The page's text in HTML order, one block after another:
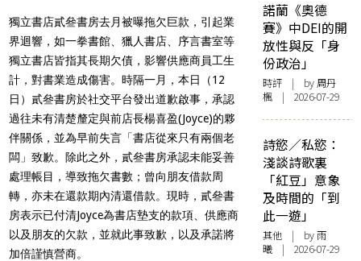
獨立書店貳叄書房去月被曝拖欠巨款，引起業
界迴響，如一拳書館、獵人書店、序言書室等
獨立書店皆指其長期欠債，影響供應商員工生
計，對書業造成傷害。時隔一月，本日（12
日）貳叄書房於社交平台發出道歉啟事，承認
過往未有清楚釐定與前店長楊喜盈(Joyce)的夥
伴關係，並為早前失言「書店從來只有兩個老
闆」致歉。除此之外，貳叄書房承認未能妥善
處理帳目，導致拖欠書數；曾向朋友借款周
轉，亦未在還款期內清還借款。現時，貳叄書
房表示已付清Joyce為書店墊支的款項、供應商
以及朋友的欠款，並就此事致歉，以及承諾將
加倍謹慎營商。
諾蘭《奧德
賽》中DEI的開
放性與反「身
份政治」
時評 | by周丹
楓 | 2026-07-29
詩慾／私慾：
淺談詩歌裏
「紅豆」意象
及時間的「到
此一遊」
其他 | by 雨
曦 | 2026-07-29